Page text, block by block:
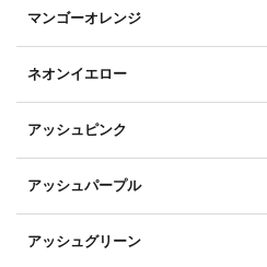
マンゴーオレンジ
ネオンイエロー
アッシュピンク
アッシュパープル
アッシュグリーン